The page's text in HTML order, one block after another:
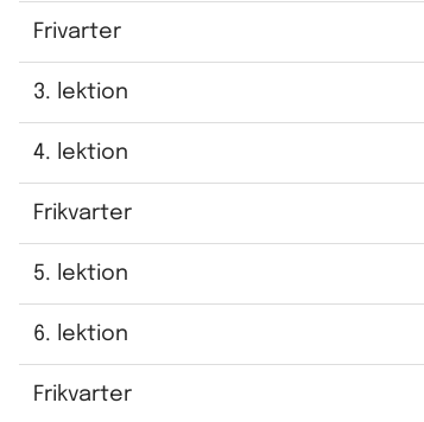
Frivarter
3. lektion
4. lektion
Frikvarter
5. lektion
6. lektion
Frikvarter